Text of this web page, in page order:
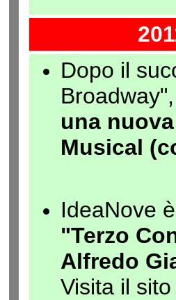
Dopo il
una
Musical
IdeaNove
"Terzo
Alfredo
Visita il sito